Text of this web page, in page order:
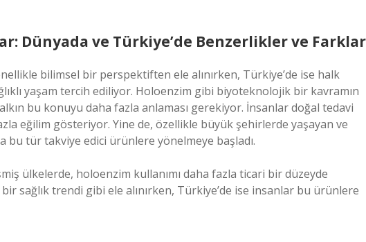
Dünyada ve Türkiye’de Benzerlikler ve Farklar
bilimsel bir perspektiften ele alınırken, Türkiye’de ise halk
yaşam tercih ediliyor. Holoenzim gibi biyoteknolojik bir kavramın
bu konuyu daha fazla anlaması gerekiyor. İnsanlar doğal tedavi
eğilim gösteriyor. Yine de, özellikle büyük şehirlerde yaşayan ve
bu tür takviye edici ürünlere yönelmeye başladı.
ülkelerde, holoenzim kullanımı daha fazla ticari bir düzeyde
sağlık trendi gibi ele alınırken, Türkiye’de ise insanlar bu ürünlere